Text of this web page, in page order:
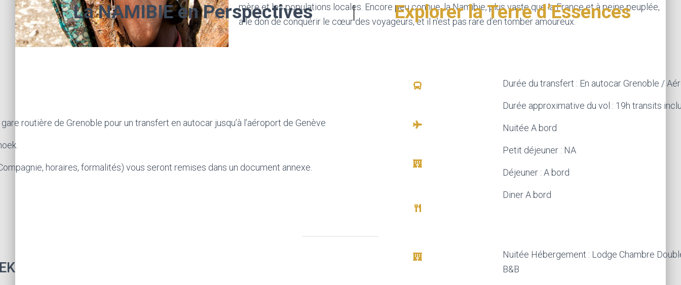
mère et les populations locales. Encore peu connue, la Namibie, plus vaste que la France et à peine peuplée,
a le don de conquérir le cœur des voyageurs, et il n’est pas rare d’en tomber amoureux.
La NAMIBIE en Perspectives | Explorer la Terre d’Essences
routière de Grenoble pour un transfert en autocar jusqu’à l’aéroport de Genève
horaires, formalités) vous seront remises dans un document annexe.
Durée du transfert : En autocar Grenoble /
Durée approximative du vol : 19h transits
Nuitée A bord
Petit déjeuner : NA
Déjeuner : A bord
Diner A bord
Nuitée Hébergement : Lodge Chambre
B&B